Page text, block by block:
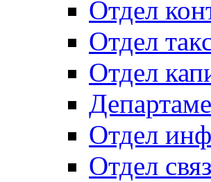
Отдел
Отдел
Отдел
Отдел
Отдел